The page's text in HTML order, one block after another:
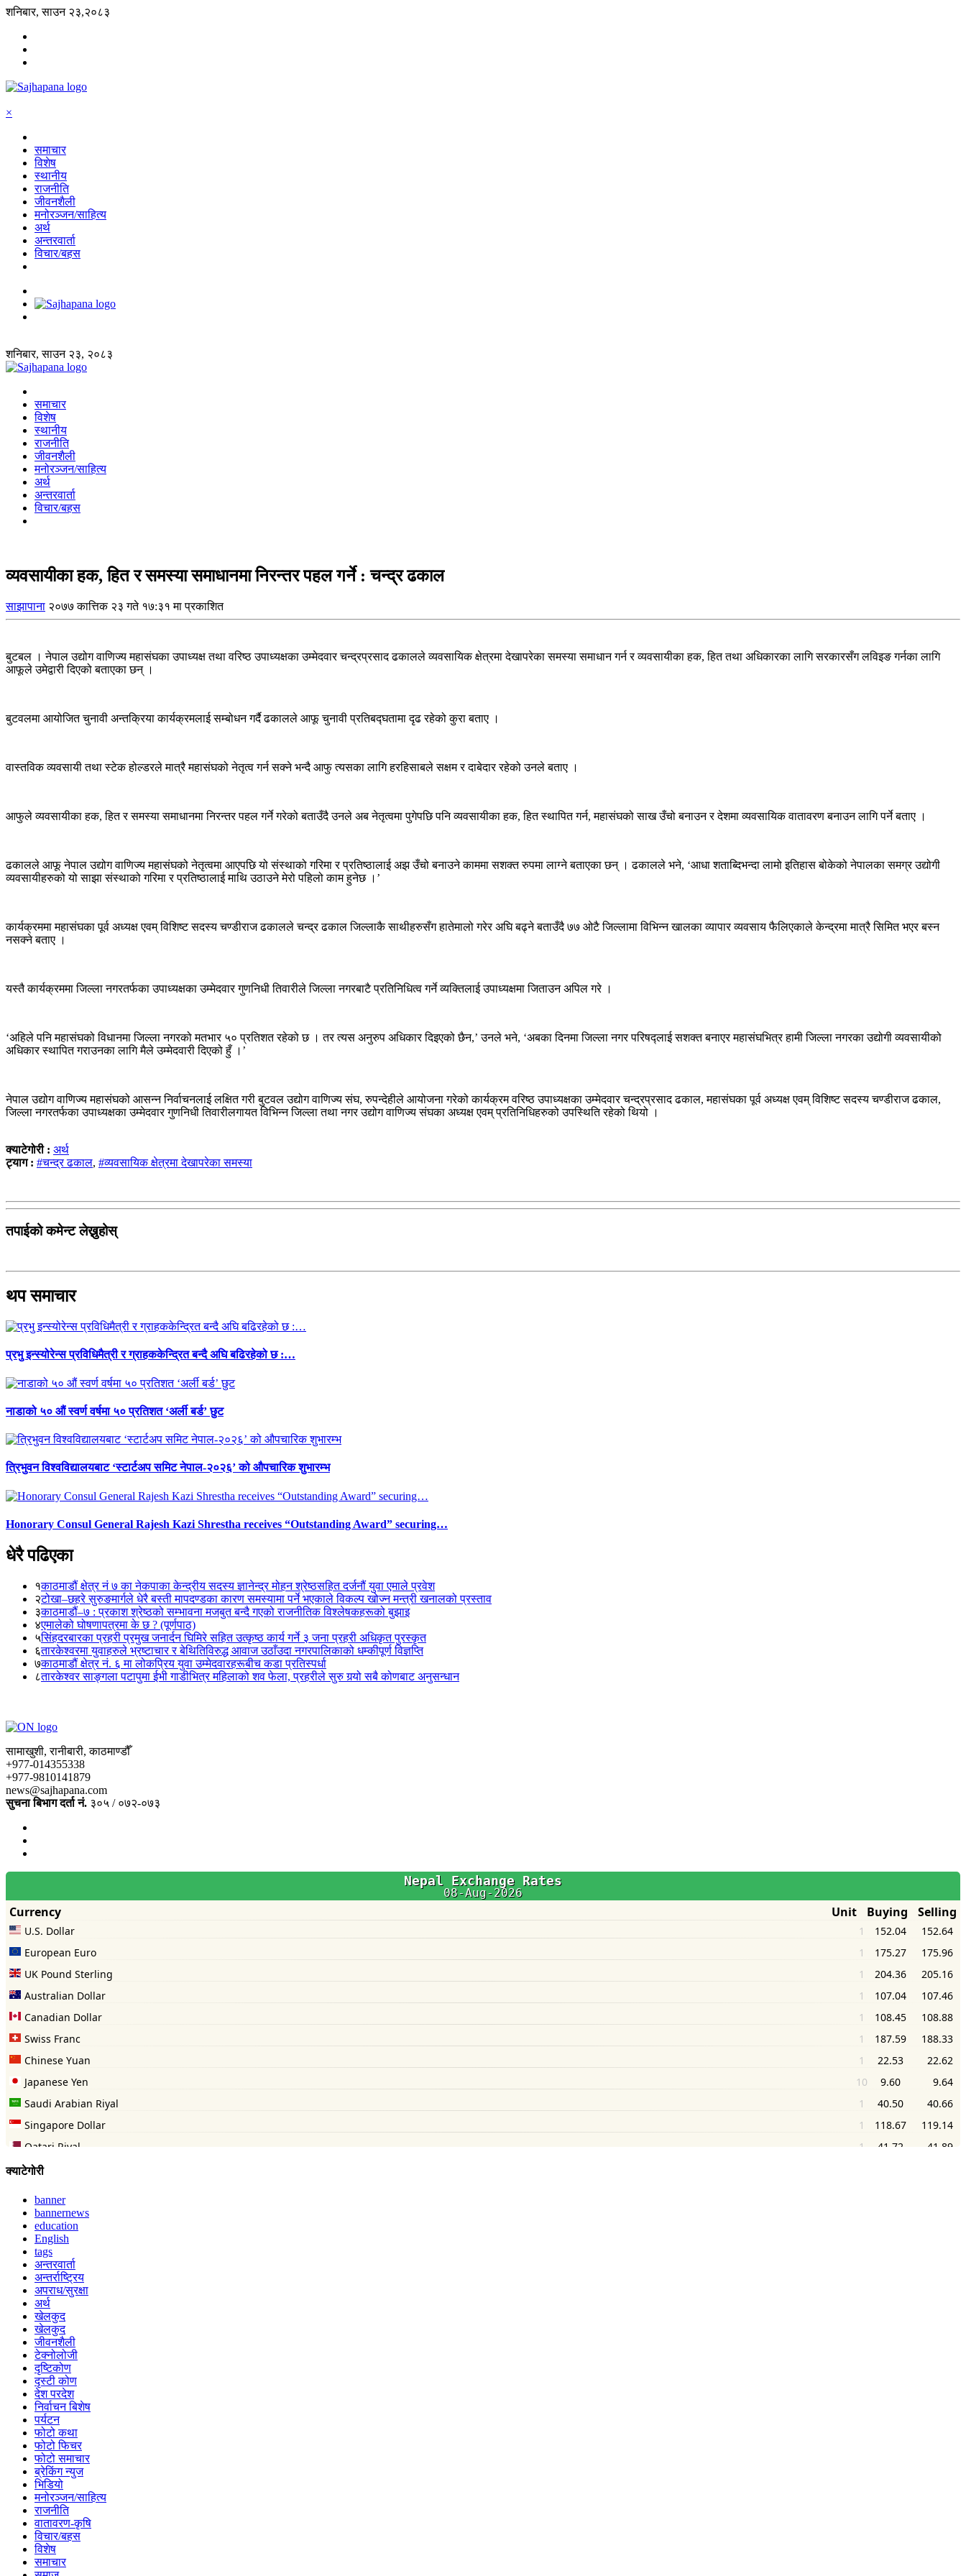
शनिबार, साउन २३,२०८३
×
समाचार
विशेष
स्थानीय
राजनीति
जीवनशैली
मनोरञ्जन/साहित्य
अर्थ
अन्तरवार्ता
विचार/बहस
शनिबार, साउन २३, २०८३
समाचार
विशेष
स्थानीय
राजनीति
जीवनशैली
मनोरञ्जन/साहित्य
अर्थ
अन्तरवार्ता
विचार/बहस
व्यवसायीका हक, हित र समस्या समाधानमा निरन्तर पहल गर्ने : चन्द्र ढकाल
साझापाना २०७७ कात्तिक २३ गते १७:३१ मा प्रकाशित
बुटबल । नेपाल उद्योग वाणिज्य महासंघका उपाध्यक्ष तथा वरिष्ठ उपाध्यक्षका उम्मेदवार चन्द्रप्रसाद ढकालले व्यवसायिक क्षेत्रमा देखापरेका समस्या समाधान गर्न र व्यवसायीका हक, हित तथा अधिकारका लागि सरकारसँग लविइङ गर्नका लागि
आफूले उमेद्वारी दिएको बताएका छन् ।
बुटवलमा आयोजित चुनावी अन्तक्रिया कार्यक्रमलाई सम्बोधन गर्दै ढकालले आफू चुनावी प्रतिबद्घतामा दृढ रहेको कुरा बताए ।
वास्तविक व्यवसायी तथा स्टेक होल्डरले मात्रै महासंघको नेतृत्व गर्न सक्ने भन्दै आफु त्यसका लागि हरहिसाबले सक्षम र दाबेदार रहेको उनले बताए ।
आफुले व्यवसायीका हक, हित र समस्या समाधानमा निरन्तर पहल गर्ने गरेको बताउँदै उनले अब नेतृत्वमा पुगेपछि पनि व्यवसायीका हक, हित स्थापित गर्न, महासंघको साख उँचो बनाउन र देशमा व्यवसायिक वातावरण बनाउन लागि पर्ने बताए ।
ढकालले आफू नेपाल उद्योग वाणिज्य महासंघको नेतृत्वमा आएपछि यो संस्थाको गरिमा र प्रतिष्ठालाई अझ उँचो बनाउने काममा सशक्त रुपमा लाग्ने बताएका छन् । ढकालले भने, ‘आधा शताब्दिभन्दा लामो इतिहास बोकेको नेपालका समग्र उद्योगी
व्यवसायीहरुको यो साझा संस्थाको गरिमा र प्रतिष्ठालाई माथि उठाउने मेरो पहिलो काम हुनेछ ।’
कार्यक्रममा महासंघका पूर्व अध्यक्ष एवम् विशिष्ट सदस्य चण्डीराज ढकालले चन्द्र ढकाल जिल्लाकै साथीहरुसँग हातेमालो गरेर अघि बढ्ने बताउँदै ७७ ओटै जिल्लामा विभिन्न खालका व्यापार व्यवसाय फैलिएकाले केन्द्रमा मात्रै सिमित भएर बस्न
नसक्ने बताए ।
यस्तै कार्यक्रममा जिल्ला नगरतर्फका उपाध्यक्षका उम्मेदवार गुणनिधी तिवारीले जिल्ला नगरबाटै प्रतिनिधित्व गर्ने व्यक्तिलाई उपाध्यक्षमा जिताउन अपिल गरे ।
‘अहिले पनि महासंघको विधानमा जिल्ला नगरको मतभार ५० प्रतिशत रहेको छ । तर त्यस अनुरुप अधिकार दिइएको छैन,’ उनले भने, ‘अबका दिनमा जिल्ला नगर परिषद्लाई सशक्त बनाएर महासंघभित्र हामी जिल्ला नगरका उद्योगी व्यवसायीको
अधिकार स्थापित गराउनका लागि मैले उम्मेदवारी दिएको हुँ ।’
नेपाल उद्योग वाणिज्य महासंघको आसन्न निर्वाचनलाई लक्षित गरी बुटवल उद्योग वाणिज्य संघ, रुपन्देहीले आयोजना गरेको कार्यक्रम वरिष्ठ उपाध्यक्षका उम्मेदवार चन्द्रप्रसाद ढकाल, महासंघका पूर्व अध्यक्ष एवम् विशिष्ट सदस्य चण्डीराज ढकाल,
जिल्ला नगरतर्फका उपाध्यक्षका उम्मेदवार गुणनिधी तिवारीलगायत विभिन्न जिल्ला तथा नगर उद्योग वाणिज्य संघका अध्यक्ष एवम् प्रतिनिधिहरुको उपस्थिति रहेको थियो ।
क्याटेगोरी : अर्थ
ट्याग : #चन्द्र ढकाल, #व्यवसायिक क्षेत्रमा देखापरेका समस्या
तपाईको कमेन्ट लेख्नुहोस्
थप समाचार
प्रभु इन्स्योरेन्स प्रविधिमैत्री र ग्राहककेन्द्रित बन्दै अघि बढिरहेको छ :…
नाडाको ५० औं स्वर्ण वर्षमा ५० प्रतिशत ‘अर्ली बर्ड’ छुट
त्रिभुवन विश्वविद्यालयबाट ‘स्टार्टअप समिट नेपाल-२०२६’ को औपचारिक शुभारम्भ
Honorary Consul General Rajesh Kazi Shrestha receives “Outstanding Award” securing…
धेरै पढिएका
१काठमाडौं क्षेत्र नं ७ का नेकपाका केन्द्रीय सदस्य ज्ञानेन्द्र मोहन श्रेष्ठसहित दर्जनौं युवा एमाले प्रवेश
२टोखा–छहरे सुरुङमार्गले धेरै बस्ती मापदण्डका कारण समस्यामा पर्ने भएकाले विकल्प खोज्न मन्त्री खनालको प्रस्ताव
३काठमाडौं–७ : प्रकाश श्रेष्ठको सम्भावना मजबुत बन्दै गएको राजनीतिक विश्लेषकहरूको बुझाइ
४एमालेको घोषणापत्रमा के छ ? (पूर्णपाठ)
५सिंहदरबारका प्रहरी प्रमुख जनार्दन घिमिरे सहित उत्कृष्ठ कार्य गर्ने ३ जना प्रहरी अधिकृत पुरस्कृत
६तारकेश्वरमा युवाहरुले भ्रष्टाचार र बेथितिविरुद्ध आवाज उठाँउदा नगरपालिकाको धम्कीपूर्ण विज्ञप्ति
७काठमाडौं क्षेत्र नं. ६ मा लोकप्रिय युवा उम्मेदवारहरूबीच कडा प्रतिस्पर्धा
८तारकेश्वर साङ्गला पटापुमा ईभी गाडीभित्र महिलाको शव फेला, प्रहरीले सुरु गर्‍यो सबै कोणबाट अनुसन्धान
सामाखुशी, रानीबारी, काठमाण्डौँ
+977-014355338
+977-9810141879
news@sajhapana.com
सुचना बिभाग दर्ता नं. ३०५ / ०७२-०७३
क्याटेगोरी
banner
bannernews
education
English
tags
अन्तरवार्ता
अन्तर्राष्ट्रिय
अपराध/सुरक्षा
अर्थ
खेलकुद
खेलकुद
जीवनशैली
टेक्नोलोजी
दृष्टिकोण
दृस्टी कोण
देश परदेश
निर्वाचन बिशेष
पर्यटन
फोटो कथा
फोटो फिचर
फोटो समाचार
ब्रेकिंग न्युज
भिडियो
मनोरञ्जन/साहित्य
राजनीति
वातावरण-कृषि
विचार/बहस
विशेष
समाचार